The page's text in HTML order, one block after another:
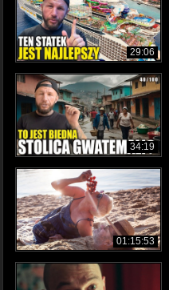
29:06
34:19
01:15:53